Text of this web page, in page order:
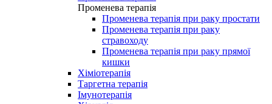
Променева терапія
Променева терапія при раку простати
Променева терапія при раку
стравоходу
Променева терапія при раку прямої
кишки
Хіміотерапія
Таргетна терапія
Імунотерапія